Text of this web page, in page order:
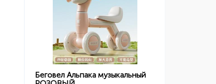
Беговел Альпака музыкальный